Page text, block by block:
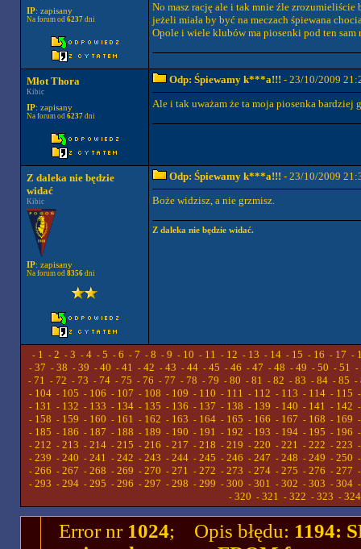
IP: zapisany
Na forum od 6237dni
No masz rację ale i tak mnie źle
jeżeli miała by być na meczach śpiewana
Opole i wiele klubów ma piosenki pod ten
Młot Thora
Kibic
IP: zapisany
Na forum od 6237dni
Odp: Śpiewamy k***a!!! - 23/10/2009
Ale i tak uważam że ta moja piosenka bardziej
Z daleka nie będzie
widać
Kibic
IP: zapisany
Na forum od 8356dni
Odp: Śpiewamy k***a!!! - 23/10/2009
Boże widzisz, a nie grzmisz.
Z daleka nie będzie widać.
- 1 - 2 - 3 - 4 - 5 - 6 - 7 - 8 - 9 - 10 - 11 - 12 - 13 - 14 - 15 - 16 - 17 -
- 37 - 38 - 39 - 40 - 41 - 42 - 43 - 44- 45 - 46 - 47 - 48 - 49 - 50 - 51 -
- 71 - 72 - 73 - 74 - 75 - 76 - 77 - 78 - 79 - 80 - 81 - 82 - 83 - 84 - 85 -
- 104- 105 - 106 - 107 - 108 - 109 - 110 - 111 - 112 - 113 - 114- 115
- 131 - 132 - 133 - 134- 135 - 136 - 137 - 138 - 139 - 140 - 141 - 142
- 158 - 159 - 160 - 161 - 162 - 163 - 164- 165 - 166 - 167 - 168 - 169
- 185 - 186 - 187 - 188 - 189 - 190 - 191 - 192 - 193 - 194- 195 - 196
- 212 - 213 - 214- 215 - 216 - 217 - 218 - 219 - 220 - 221 - 222 - 223
- 239 - 240 - 241 - 242 - 243 - 244- 245 - 246 - 247 - 248 - 249 - 250
- 266 - 267 - 268 - 269 - 270 - 271 - 272 - 273 - 274- 275 - 276 - 277
- 293 - 294- 295 - 296 - 297 - 298 - 299 - 300 - 301 - 302 - 303 - 304
- 320 - 321 - 322 - 323 - 324
Error nr 1024; Opis błędu: 1194: